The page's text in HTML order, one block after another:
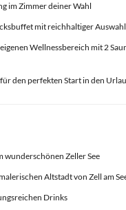
im Zimmer deiner Wahl
mit reichhaltiger Auswahl
Wellnessbereich mit 2
den perfekten Start in den
wunderschönen Zeller See
Altstadt von Zell am
Drinks